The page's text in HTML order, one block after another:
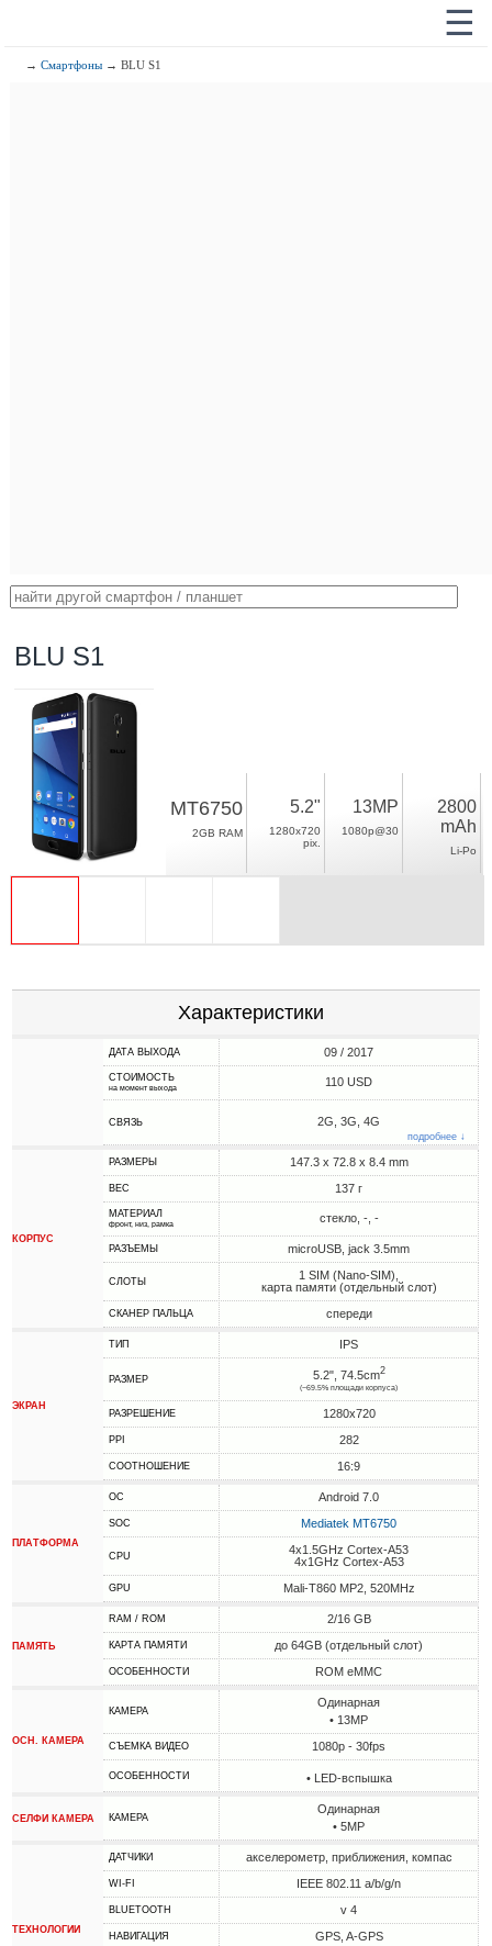
☰
→Смартфоны → BLU S1
BLU S1
MT6750
2GB RAM
5.2"
1280x720
pix.
13MP
1080p@30
2800
mAh
Li-Po
Характеристики
ДАТА ВЫХОДА 09 / 2017
СТОИМОСТЬ
на момент выхода 110 USD
СВЯЗЬ 2G, 3G, 4G
подробнее ↓
КОРПУС
РАЗМЕРЫ 147.3 x 72.8 x 8.4 mm
ВЕС 137 г
МАТЕРИАЛ
фронт, низ, рамка стекло, -, -
РАЗЪЕМЫ microUSB, jack 3.5mm
СЛОТЫ
1 SIM (Nano-SIM),
карта памяти (отдельный слот)
СКАНЕР ПАЛЬЦА спереди
ЭКРАН
ТИП IPS
РАЗМЕР 5.2", 74.5cm2
(~69.5% площади корпуса)
РАЗРЕШЕНИЕ 1280x720
PPI 282
СООТНОШЕНИЕ 16:9
ПЛАТФОРМА
ОС Android 7.0
SOC Mediatek MT6750
CPU
4x1.5GHz Cortex-A53
4x1GHz Cortex-A53
GPU Mali-T860 MP2, 520MHz
ПАМЯТЬ
RAM / ROM 2/16 GB
КАРТА ПАМЯТИ до 64GB (отдельный слот)
ОСОБЕННОСТИ ROM eMMC
ОСН. КАМЕРА
КАМЕРА
Одинарная
• 13MP
СЪЕМКА ВИДЕО 1080p - 30fps
ОСОБЕННОСТИ • LED-вспышка
СЕЛФИ КАМЕРА КАМЕРА
Одинарная
• 5MP
ТЕХНОЛОГИИ
ДАТЧИКИ акселерометр, приближения, компас
WI-FI IEEE 802.11 a/b/g/n
BLUETOOTH v 4
НАВИГАЦИЯ GPS, A-GPS